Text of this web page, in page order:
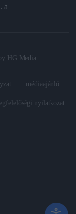
a
HG Media.
médiaajánló
nyilatkozat